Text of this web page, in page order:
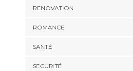
RENOVATION
ROMANCE
SANTÉ
SECURITÉ